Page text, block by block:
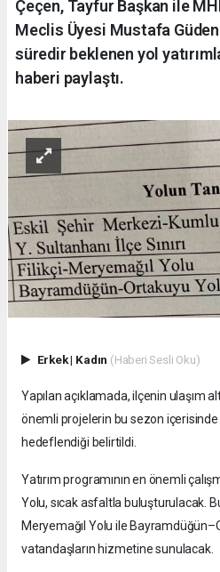
Çeçen, Tayfur Başkan ile
Meclis Üyesi Mustafa
süredir beklenen yol
haberi paylaştı.
Erkek| Kadın (Haberi Sesli Oku)
Yapılan açıklamada, ilçenin ulaşım
önemli projelerin bu sezon içerisinde
hedeflendiği belirtildi.
Yatırım programının en önemli
Yolu, sıcak asfaltla buluşturulacak.
Meryemağıl Yolu ile
vatandaşların hizmetine sunulacak.